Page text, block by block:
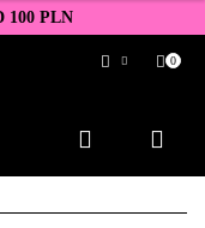
100 PLN
Zarejestruj się
Dodaj zgłoszenie
Zgody cookies
0